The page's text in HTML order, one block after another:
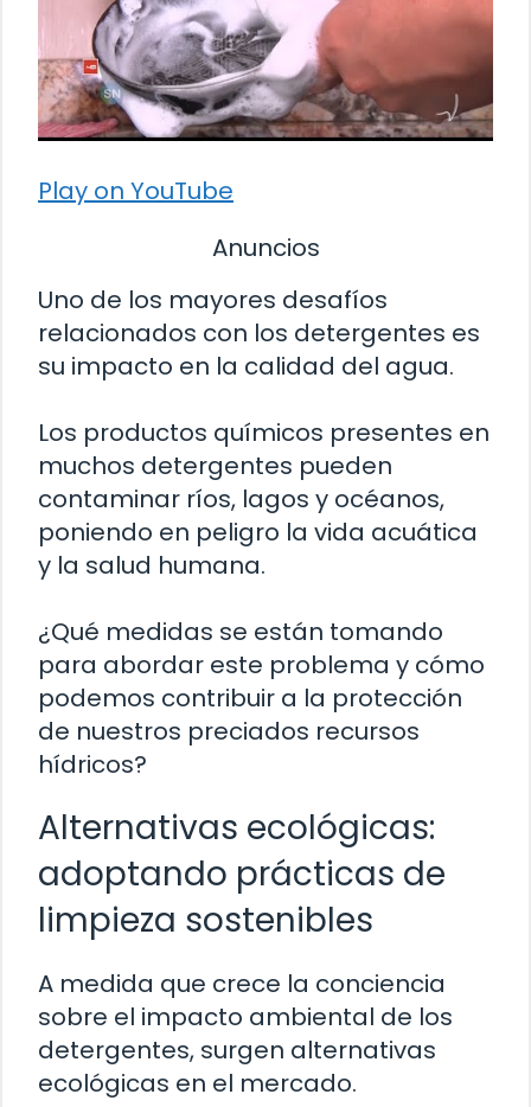
Play on YouTube
Anuncios
Uno de los mayores desafíos
relacionados con los detergentes es
su impacto en la calidad del agua.
Los productos químicos presentes en
muchos detergentes pueden
contaminar ríos, lagos y océanos,
poniendo en peligro la vida acuática
y la salud humana.
¿Qué medidas se están tomando
para abordar este problema y cómo
podemos contribuir a la protección
de nuestros preciados recursos
hídricos?
Alternativas ecológicas:
adoptando prácticas de
limpieza sostenibles
A medida que crece la conciencia
sobre el impacto ambiental de los
detergentes, surgen alternativas
ecológicas en el mercado.